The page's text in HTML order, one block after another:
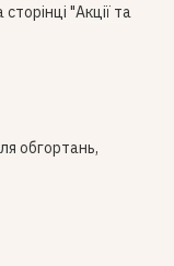
"Акції та
обгортань,